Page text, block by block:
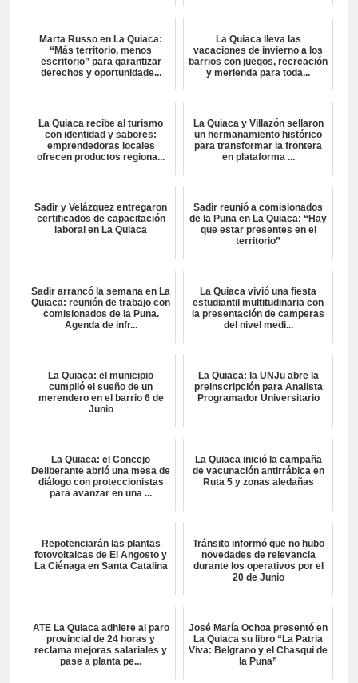
Marta Russo en La Quiaca:
“Más territorio, menos
escritorio” para garantizar
derechos y oportunidade...
La Quiaca lleva las
vacaciones de invierno a los
barrios con juegos, recreación
y merienda para toda...
La Quiaca recibe al turismo
con identidad y sabores:
emprendedoras locales
ofrecen productos regiona...
La Quiaca y Villazón sellaron
un hermanamiento histórico
para transformar la frontera
en plataforma ...
Sadir y Velázquez entregaron
certificados de capacitación
laboral en La Quiaca
Sadir reunió a comisionados
de la Puna en La Quiaca: “Hay
que estar presentes en el
territorio”
Sadir arrancó la semana en La
Quiaca: reunión de trabajo con
comisionados de la Puna.
Agenda de infr...
La Quiaca vivió una fiesta
estudiantil multitudinaria con
la presentación de camperas
del nivel medi...
La Quiaca: el municipio
cumplió el sueño de un
merendero en el barrio 6 de
Junio
La Quiaca: la UNJu abre la
preinscripción para Analista
Programador Universitario
La Quiaca: el Concejo
Deliberante abrió una mesa de
diálogo con proteccionistas
para avanzar en una ...
La Quiaca inició la campaña
de vacunación antirrábica en
Ruta 5 y zonas aledañas
Repotenciarán las plantas
fotovoltaicas de El Angosto y
La Ciénaga en Santa Catalina
Tránsito informó que no hubo
novedades de relevancia
durante los operativos por el
20 de Junio
ATE La Quiaca adhiere al paro
provincial de 24 horas y
reclama mejoras salariales y
pase a planta pe...
José María Ochoa presentó en
La Quiaca su libro “La Patria
Viva: Belgrano y el Chasqui de
la Puna”